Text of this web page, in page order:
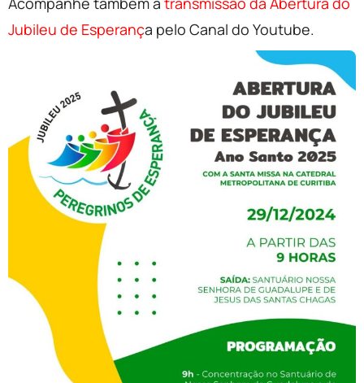
Jubileu de Esperança pelo Canal do Youtube.